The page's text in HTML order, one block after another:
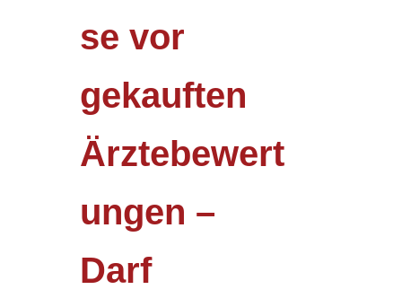
se vor
gekauften
Ärztebewert
ungen –
Darf